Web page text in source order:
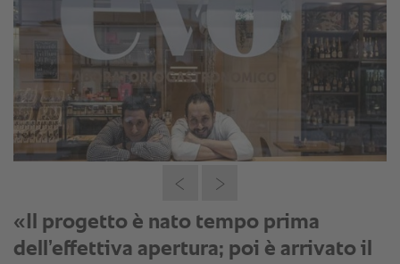
«Il progetto è nato tempo prima
dell’effettiva apertura; poi è arrivato il